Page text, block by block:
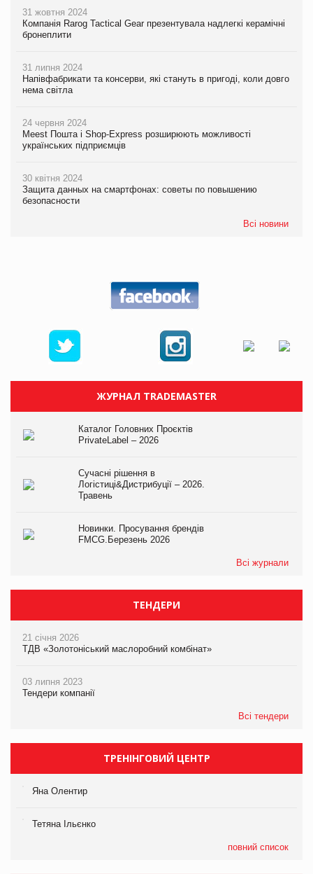
31 жовтня 2024
Компанія Rarog Tactical Gear презентувала надлегкі керамічні
бронеплити
31 липня 2024
Напівфабрикати та консерви, які стануть в пригоді, коли довго
нема світла
24 червня 2024
Meest Пошта і Shop-Express розширюють можливості
українських підприємців
30 квітня 2024
Защита данных на смартфонах: советы по повышению
безопасности
Всі новини
ЖУРНАЛ TRADEMASTER
Каталог Головних Проєктів
PrivateLabel – 2026
Сучасні рішення в
Логістиці&Дистрибуції – 2026.
Травень
Новинки. Просування брендів
FMCG.Березень 2026
Всі журнали
ТЕНДЕРИ
21 січня 2026
ТДВ «Золотоніський маслоробний комбінат»
03 липня 2023
Тендери компанії
Всі тендери
ТРЕНІНГОВИЙ ЦЕНТР
Яна Олентир
Тетяна Ільєнко
повний список